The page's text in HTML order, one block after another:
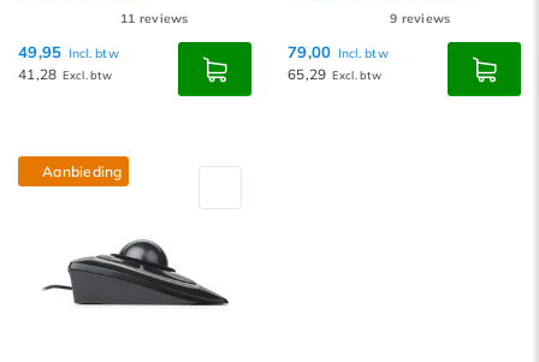
11 reviews
49,95 Incl. btw
41,28 Excl. btw
9 reviews
79,00 Incl. btw
65,29 Excl. btw
Aanbieding